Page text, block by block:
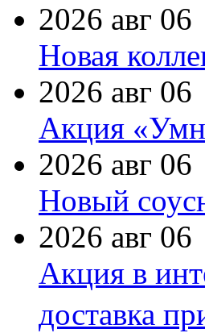
2026 авг 06
Новая
2026 авг 06
Акция
2026 авг 06
Новый
2026 авг 06
Акция в
доставка